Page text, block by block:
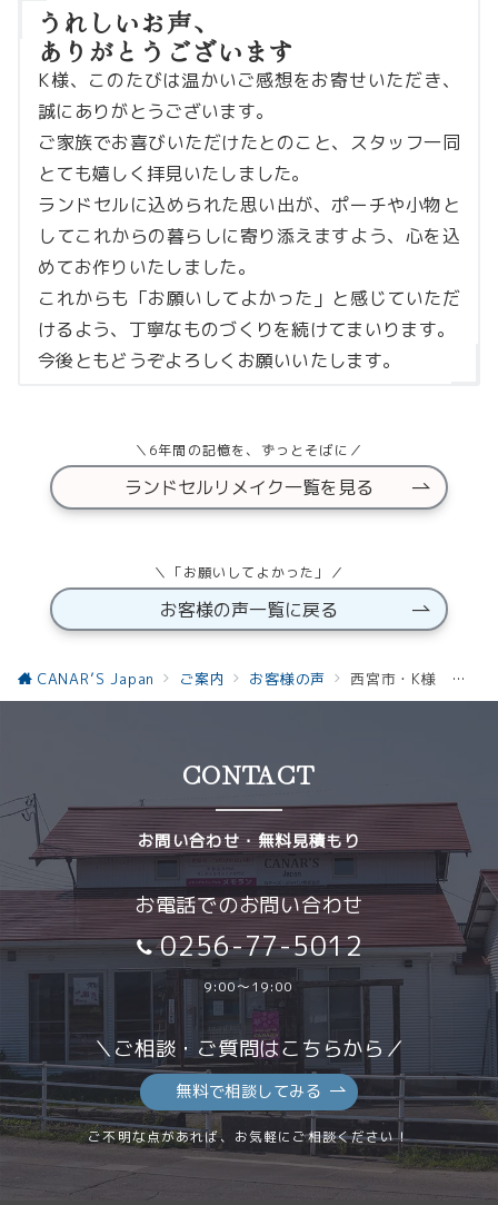
うれしいお声、
ありがとうございます
K様、このたびは温かいご感想をお寄せいただき、
誠にありがとうございます。
ご家族でお喜びいただけたとのこと、スタッフ一同
とても嬉しく拝見いたしました。
ランドセルに込められた思い出が、ポーチや小物と
してこれからの暮らしに寄り添えますよう、心を込
めてお作りいたしました。
これからも「お願いしてよかった」と感じていただ
けるよう、丁寧なものづくりを続けてまいります。
今後ともどうぞよろしくお願いいたします。
＼6年間の記憶を、ずっとそばに／
ランドセルリメイク一覧を見る
＼「お願いしてよかった」／
お客様の声一覧に戻る
CANAR’S Japan ご案内 お客様の声 西宮市・K様 ランドセルリメイク「ポーチセット」
CONTACT
お問い合わせ・無料見積もり
お電話でのお問い合わせ
0256-77-5012
9:00～19:00
＼ご相談・ご質問はこちらから／
無料で相談してみる
ご不明な点があれば、お気軽にご相談ください！